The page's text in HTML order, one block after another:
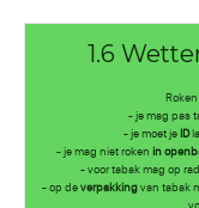
1.6
- je mag pas
- je moet je ID
- je mag niet roken in
- voor tabak mag op
- op deverpakkingvan tabak